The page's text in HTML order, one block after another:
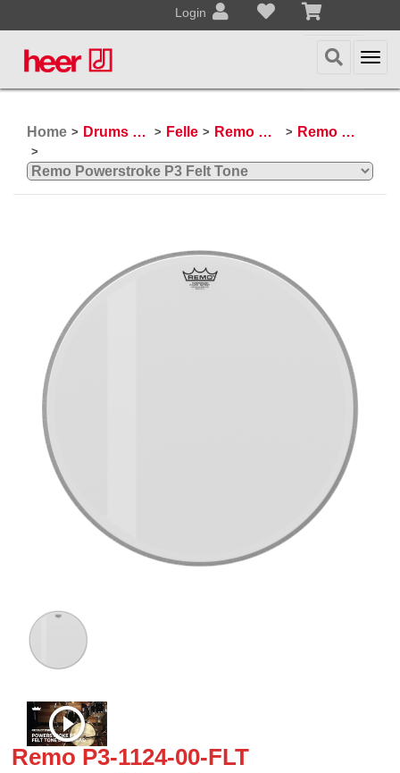
Login
Home > Drums & Percussion > Felle > Remo Schlagzeugfelle > Remo Powerstroke 3
>
Remo P3-1124-00-FLT